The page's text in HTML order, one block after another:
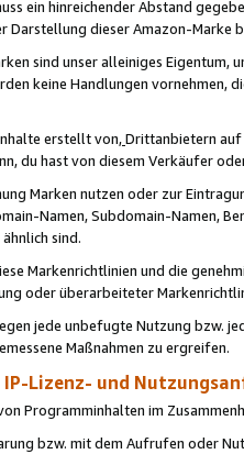
ein hinreichender Abstand
Darstellung dieser Amazon-Marke
sind unser alleiniges
keine Handlungen vornehmen,
erstellt von,Drittanbietern auf
du hast von diesem Verkäufer
Marken nutzen oder zur
Namen, Subdomain-Namen,
sind.
Markenrichtlinien und die
oder überarbeiteter
jede unbefugte Nutzung bzw.
Maßnahmen zu ergreifen.
IP-Lizenz- und
Programminhalten im
bzw. mit dem Aufrufen oder